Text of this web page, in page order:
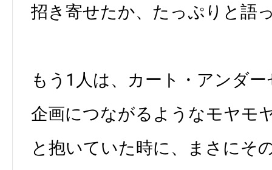
招き寄せたか、たっぷりと語
もう1人は、カート・アンダ
企画につながるようなモヤモ
と抱いていた時に、まさにそ